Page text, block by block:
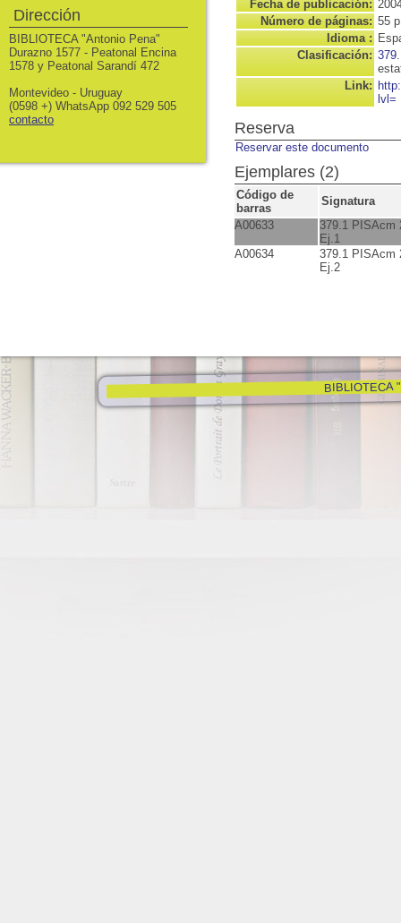
Fecha de publicación:
Número de páginas: 55
Idioma :
Clasificación:
Link:
lvl=
Reserva
Reservar este documento
Ejemplares (2)
Código de
barras
Signatura
A00633
379.1 PISAcm
Ej.1
A00634
379.1 PISAcm
Ej.2
BIBLIOTECA
Dirección
BIBLIOTECA "Antonio Pena"
Durazno 1577 - Peatonal Encina
1578 y Peatonal Sarandí 472
Montevideo - Uruguay
(0598 +) WhatsApp 092 529 505
contacto